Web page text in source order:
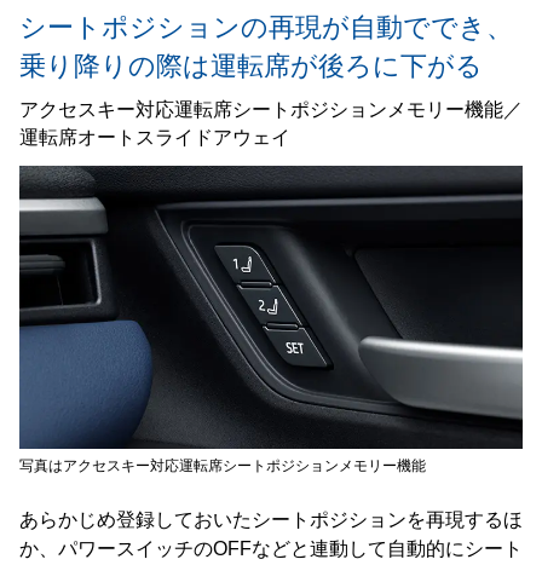
シートポジションの再現が自動ででき、
乗り降りの際は運転席が後ろに下がる
アクセスキー対応運転席シートポジションメモリー機能／
運転席オートスライドアウェイ
あらかじめ登録しておいたシートポジションを再現するほ
か、パワースイッチのOFFなどと連動して自動的にシート
写真はアクセスキー対応運転席シートポジションメモリー機能